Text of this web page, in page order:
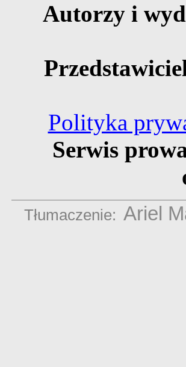
Autorzy i
Polityka
Serwis
Tłumaczenie: Ariel